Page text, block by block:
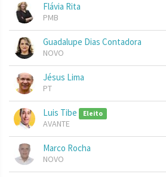
Flávia Rita
PMB
Guadalupe Dias Contadora
NOVO
Jésus Lima
PT
Luis Tibe Eleito
AVANTE
Marco Rocha
NOVO